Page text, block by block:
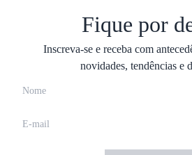
Fique por
Inscreva-se e receba com
novidades, tendências e